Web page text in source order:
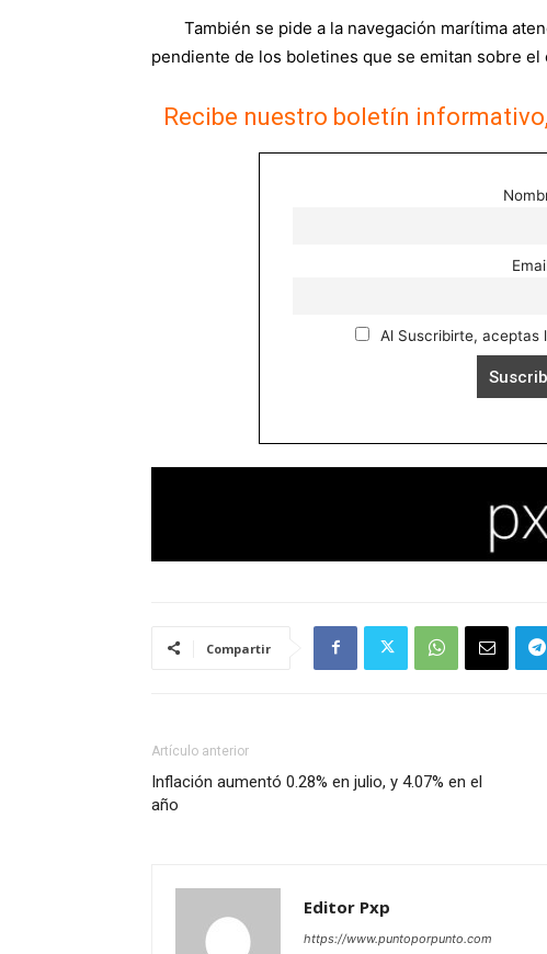
También se pide a la navegación marítima
pendiente de los boletines que se emitan sobre el
Recibe nuestro boletín
Al Suscribirte, aceptas
Compartir
Artículo anterior
Inflación aumentó 0.28% en julio, y 4.07% en el
año
Editor Pxp
https://www.puntoporpunto.com